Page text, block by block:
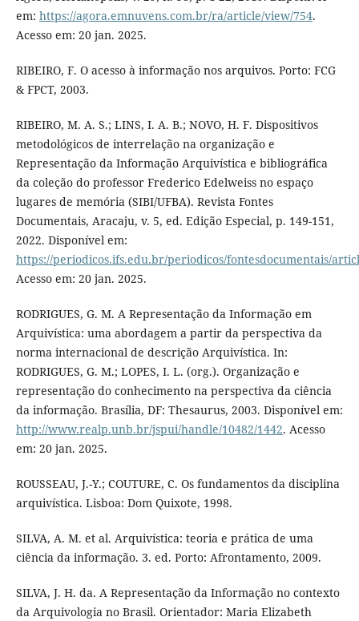
em: https://agora.emnuvens.com.br/ra/article/view/754.
Acesso em: 20 jan. 2025.
RIBEIRO, F. O acesso à informação nos arquivos. Porto: FCG
& FPCT, 2003.
RIBEIRO, M. A. S.; LINS, I. A. B.; NOVO, H. F. Dispositivos
metodológicos de interrelação na organização e
Representação da Informação Arquivística e bibliográfica
da coleção do professor Frederico Edelweiss no espaço
lugares de memória (SIBI/UFBA). Revista Fontes
Documentais, Aracaju, v. 5, ed. Edição Especial, p. 149-151,
2022. Disponível em:
https://periodicos.ifs.edu.br/periodicos/fontesdocumentais/
Acesso em: 20 jan. 2025.
RODRIGUES, G. M. A Representação da Informação em
Arquivística: uma abordagem a partir da perspectiva da
norma internacional de descrição Arquivística. In:
RODRIGUES, G. M.; LOPES, I. L. (org.). Organização e
representação do conhecimento na perspectiva da ciência
da informação. Brasília, DF: Thesaurus, 2003. Disponível em:
http://www.realp.unb.br/jspui/handle/10482/1442. Acesso
em: 20 jan. 2025.
ROUSSEAU, J.-Y.; COUTURE, C. Os fundamentos da disciplina
arquivística. Lisboa: Dom Quixote, 1998.
SILVA, A. M. et al. Arquivística: teoria e prática de uma
ciência da informação. 3. ed. Porto: Afrontamento, 2009.
SILVA, J. H. da. A Representação da Informação no contexto
da Arquivologia no Brasil. Orientador: Maria Elizabeth